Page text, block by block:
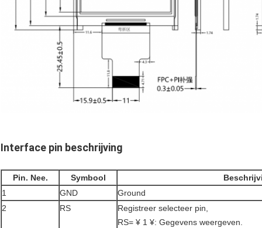
Interface pin beschrijving
Pin. Nee. Symbool
1
GND
Ground
2
RS
Registreer selecteer pin,
RS= ¥ 1 ¥: Gegevens weergeven.